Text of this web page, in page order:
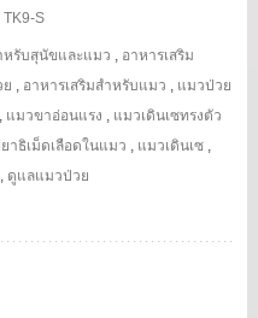
S
หรับสุนัขและแมว , อาหารเสริม
, อาหารเสริมสำหรับแมว , แมวป่วย
, แมวขาอ่อนแรง , แมวเดินเซทรงตัว
าธิเม็ดเลือดในแมว , แมวเดินเซ ,
, ดูแลแมวป่วย